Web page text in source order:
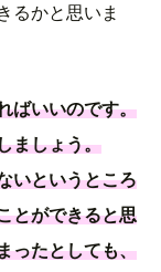
るかと思いま
ばいいのです。
ましょう。
いというところ
とができると思
ったとしても、